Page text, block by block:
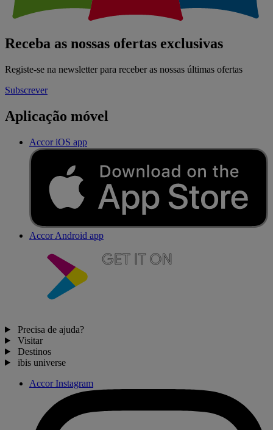
Receba as nossas ofertas exclusivas
Registe-se na newsletter para receber as nossas últimas ofertas
Subscrever
Aplicação móvel
Accor iOS app
Accor Android app
Precisa de ajuda?
Visitar
Destinos
ibis universe
Accor Instagram